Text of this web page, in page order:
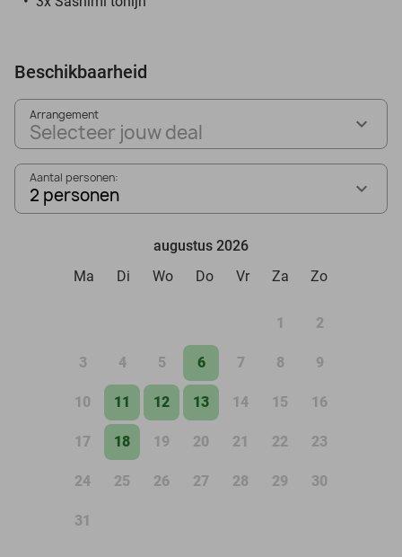
Beschikbaarheid
Arrangement
Selecteer jouw deal
Aantal personen:
2 personen
augustus 2026
Ma
Di Wo Do Vr Za Zo
1 2
3 4 5 6 7 8 9
10 11 12 13 14 15 16
17 18 19 20 21 22 23
24 25 26 27 28 29 30
31